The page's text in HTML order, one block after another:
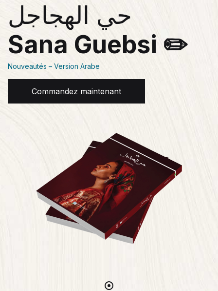
حي الهجاجل
Sana Guebsi ✏️
Nouveautés – Version Arabe
Commandez maintenant